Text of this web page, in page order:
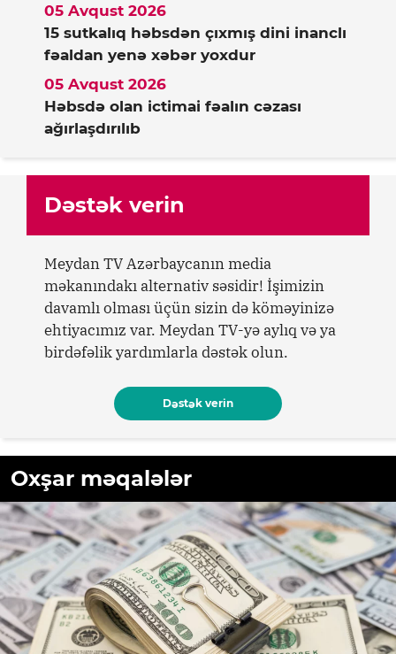
15 sutkalıq həbsdən çıxmış dini inanclı
fəaldan yenə xəbər yoxdur
05 Avqust 2026
Həbsdə olan ictimai fəalın cəzası
ağırlaşdırılıb
05 Avqust 2026
Dəstək verin
Meydan TV Azərbaycanın media
məkanındakı alternativ səsidir! İşimizin
davamlı olması üçün sizin də köməyinizə
ehtiyacımız var. Meydan TV-yə aylıq və ya
birdəfəlik yardımlarla dəstək olun.
Dəstək verin
Oxşar məqalələr